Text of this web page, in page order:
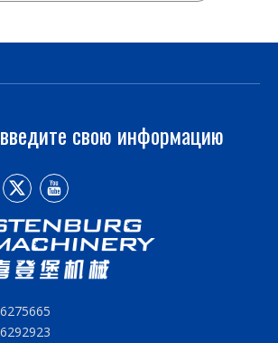
свою информацию